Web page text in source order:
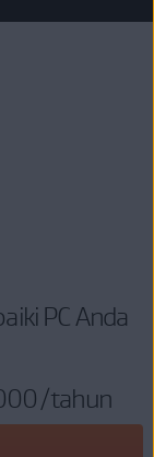
PC Anda
/tahun